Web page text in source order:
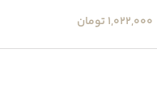
1,022,000تومان